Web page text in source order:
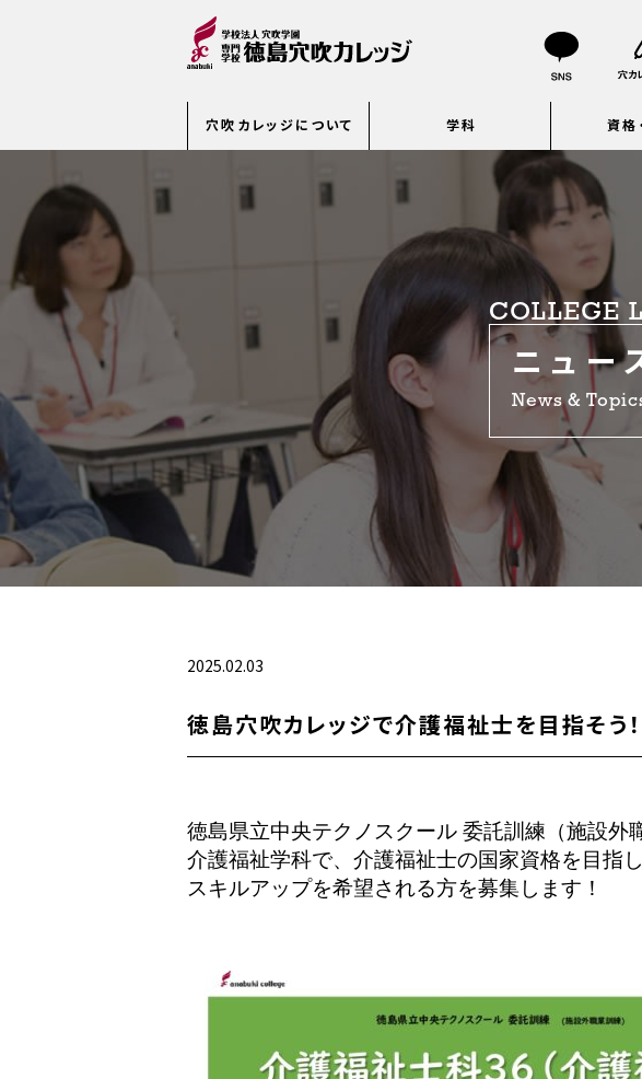
穴吹カレッジについて 学科 資格
COLLEGE
ニュー
News &
2025.02.03
徳島穴吹カレッジで介護福祉士を目指そう！
徳島県立中央テクノスクール 委託訓練（施設外
介護福祉学科で、介護福祉士の国家資格を目指し
スキルアップを希望される方を募集します！